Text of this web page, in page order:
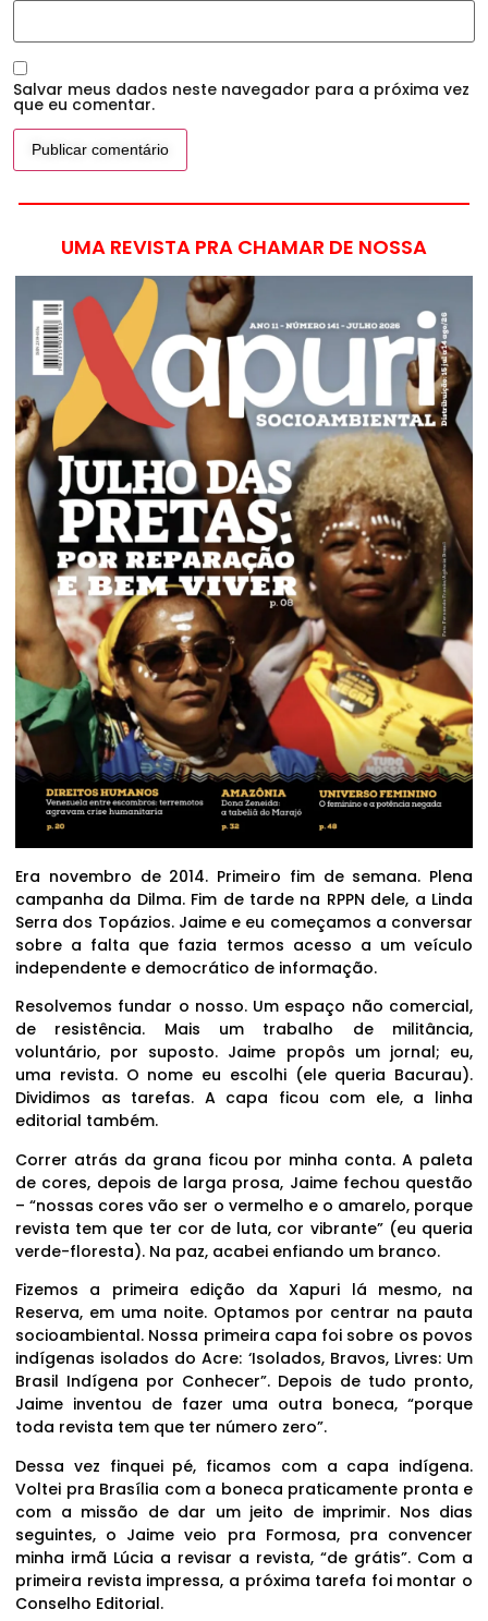
Salvar meus dados neste navegador para a próxima vez
que eu comentar.
UMA REVISTA PRA CHAMAR DE NOSSA
Era novembro de 2014. Primeiro fim de semana. Plena
campanha da Dilma. Fim de tarde na RPPN dele, a Linda
Serra dos Topázios. Jaime e eu começamos a conversar
sobre a falta que fazia termos acesso a um veículo
independente e democrático de informação.
Resolvemos fundar o nosso. Um espaço não comercial,
de resistência. Mais um trabalho de militância,
voluntário, por suposto. Jaime propôs um jornal; eu,
uma revista. O nome eu escolhi (ele queria Bacurau).
Dividimos as tarefas. A capa ficou com ele, a linha
editorial também.
Correr atrás da grana ficou por minha conta. A paleta
de cores, depois de larga prosa, Jaime fechou questão
– “nossas cores vão ser o vermelho e o amarelo, porque
revista tem que ter cor de luta, cor vibrante” (eu queria
verde-floresta). Na paz, acabei enfiando um branco.
Fizemos a primeira edição da Xapuri lá mesmo, na
Reserva, em uma noite. Optamos por centrar na pauta
socioambiental. Nossa primeira capa foi sobre os povos
indígenas isolados do Acre: ‘Isolados, Bravos, Livres: Um
Brasil Indígena por Conhecer”. Depois de tudo pronto,
Jaime inventou de fazer uma outra boneca, “porque
toda revista tem que ter número zero”.
Dessa vez finquei pé, ficamos com a capa indígena.
Voltei pra Brasília com a boneca praticamente pronta e
com a missão de dar um jeito de imprimir. Nos dias
seguintes, o Jaime veio pra Formosa, pra convencer
minha irmã Lúcia a revisar a revista, “de grátis”. Com a
primeira revista impressa, a próxima tarefa foi montar o
Conselho Editorial.